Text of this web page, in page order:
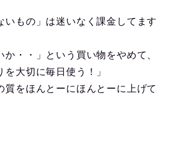
いもの」は迷いなく課金してます
か・・」という買い物をやめて、
を大切に毎日使う！」
質をほんとーにほんとーに上げて